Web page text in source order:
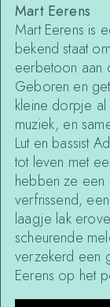
Mart Eerens
MartEerens is
bekend staat
eerbetoon aan
Geboren en
kleine dorpje
muziek, en
Lut en bassist
tot leven met
hebben ze een
verfrissend,
laagje lak
scheurende
verzekerd een
Eerens op het